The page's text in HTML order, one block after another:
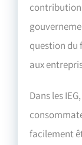
question du
aux
Dans les
facilement